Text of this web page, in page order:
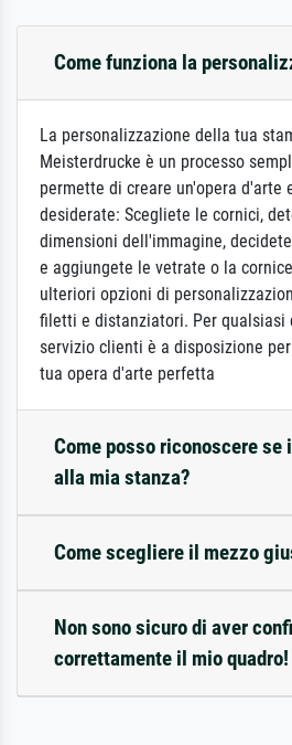
Come funziona la
La personalizzazione della tua
Meisterdrucke è un processo
permette di creare un'opera d'arte
desiderate: Scegliete le cornici,
dimensioni dell'immagine,
e aggiungete le vetrate o la
ulteriori opzioni di
filetti e distanziatori. Per qualsiasi
servizio clienti è a disposizione
tua opera d'arte perfetta
Come posso riconoscere se
alla mia stanza?
Come scegliere il mezzo
Non sono sicuro di aver
correttamente il mio quadro!